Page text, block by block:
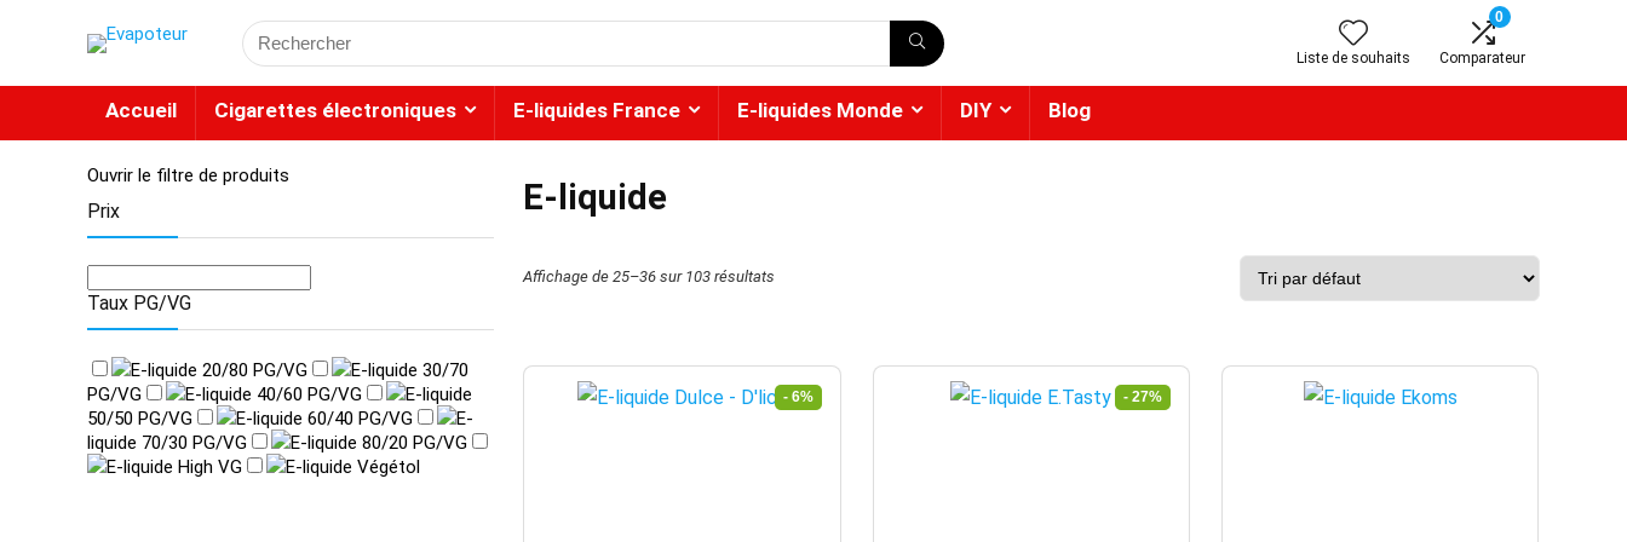
Liste de souhaits
0
Comparateur
Accueil Cigarettes électroniques E-liquides France E-liquides Monde DIY Blog
Ouvrir le filtre de produits
Prix
Taux PG/VG
E-liquide 20/80 PG/VG
E-liquide 30/70
PG/VG
E-liquide 40/60 PG/VG
E-liquide
50/50 PG/VG
E-liquide 60/40 PG/VG
E-
liquide 70/30 PG/VG
E-liquide 80/20 PG/VG
E-liquide High VG
E-liquide Végétol
E-liquide
Affichage de 25–36 sur 103 résultats
- 6% - 27%